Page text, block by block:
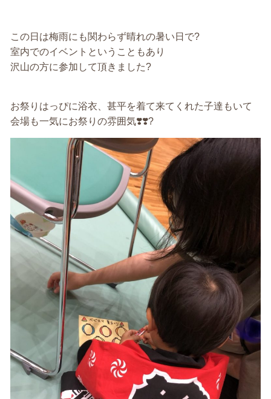
この日は梅雨にも関わらず晴れの暑い日で?
室内でのイベントということもあり
沢山の方に参加して頂きました?
お祭りはっぴに浴衣、甚平を着て来てくれた子達もいて
会場も一気にお祭りの雰囲気❣️❣️?